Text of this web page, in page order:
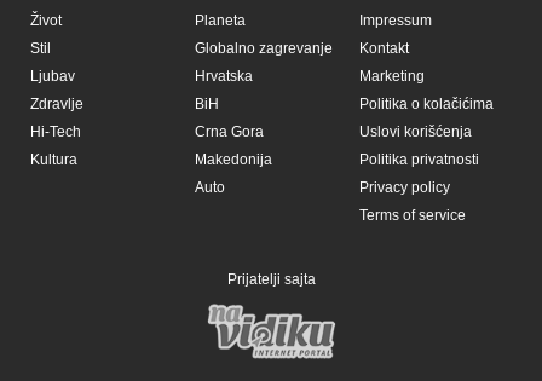
Život
Stil
Ljubav
Zdravlje
Hi-Tech
Kultura
Planeta
Globalno zagrevanje
Hrvatska
BiH
Crna Gora
Makedonija
Auto
Impressum
Kontakt
Marketing
Politika o kolačićima
Uslovi korišćenja
Politika privatnosti
Privacy policy
Terms of service
Prijatelji sajta